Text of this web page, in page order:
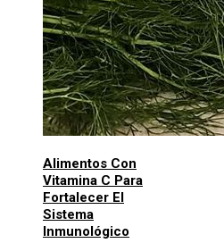
Alimentos Con
Vitamina C Para
Fortalecer El
Sistema
Inmunológico